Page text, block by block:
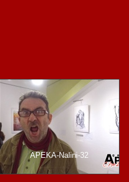
APEKA-Nalini-32